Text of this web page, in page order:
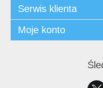
Serwis klienta
Moje konto